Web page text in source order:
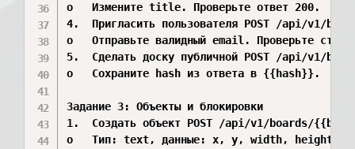
o	Измените title. Проверьте ответ 200.
4.	Пригласить пользователя POST /api/v1/boards/{{boardId}}/invite
o	Отправьте валидный email. Проверьте статус.
5.	Сделать доску публичной POST /api/v1/boards/{{boardId}}/share
o	Сохраните hash из ответа в {{hash}}.
Задание 3: Объекты и блокировки
1.	Создать объект POST /api/v1/boards/{{boardId}}/objects
o	Тип: text, данные: x, y, width, height, text, fontSize, color.